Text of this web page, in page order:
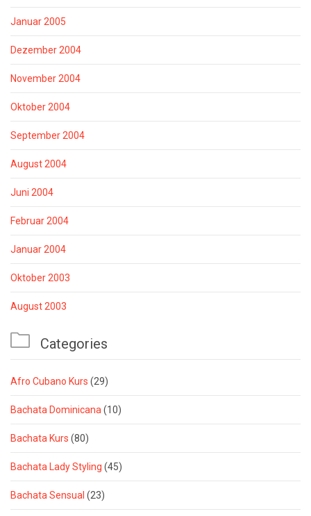
Januar 2005
Dezember 2004
November 2004
Oktober 2004
September 2004
August 2004
Juni 2004
Februar 2004
Januar 2004
Oktober 2003
August 2003
 Categories
Afro Cubano Kurs (29)
Bachata Dominicana (10)
Bachata Kurs (80)
Bachata Lady Styling (45)
Bachata Sensual (23)